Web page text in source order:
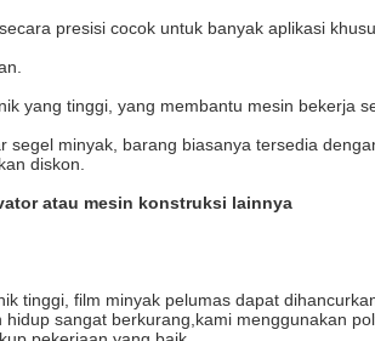
presisi cocok untuk banyak aplikasi
yang tinggi, yang membantu mesin bekerja
segel minyak, barang biasanya tersedia
diskon.
atau mesin konstruksi lainnya
tinggi, film minyak pelumas dapat
sangat berkurang,kami menggunakan